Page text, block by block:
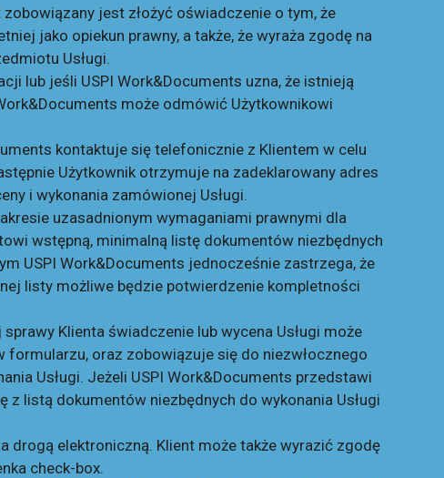
jest złożyć oświadczenie o tym, że
jako opiekun prawny, a także, że wyraża zgodę na
Usługi.
lub jeśli USPI Work&Documents uzna, że istnieją
może odmówić Użytkownikowi
kontaktuje się telefonicznie z Klientem w celu
Użytkownik otrzymuje na zadeklarowany adres
i wykonania zamówionej Usługi.
uzasadnionym wymaganiami prawnymi dla
wstępną, minimalną listę dokumentów niezbędnych
USPI Work&Documents jednocześnie zastrzega, że
listy możliwe będzie potwierdzenie kompletności
Klienta świadczenie lub wycena Usługi może
formularzu, oraz zobowiązuje się do niezwłocznego
Usługi. Jeżeli USPI Work&Documents przedstawi
z listą dokumentów niezbędnych do wykonania Usługi
drogą elektroniczną. Klient może także wyrazić zgodę
check-box.